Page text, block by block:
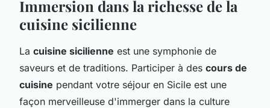
Immersion dans la richesse de la
cuisine sicilienne
La cuisine sicilienne est une symphonie de
saveurs et de traditions. Participer à des cours de
cuisine pendant votre séjour en Sicile est une
façon merveilleuse d'immerger dans la culture